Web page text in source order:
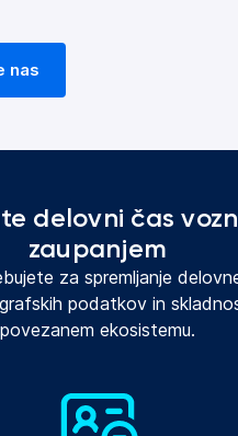
nas
delovni čas
zaupanjem
za spremljanje
podatkov in
povezanem ekosistemu.